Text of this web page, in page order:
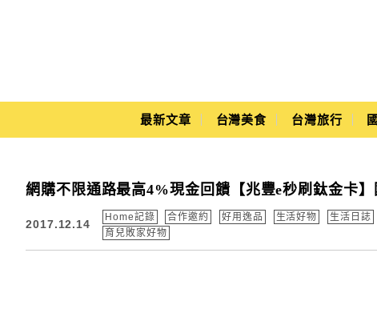
Yuki's Life
Main Menu
最新文章 台灣美食 台灣旅行
網購不限通路最高4%現金回饋【兆豐e秒刷鈦金卡
2017.12.14
Home記錄 合作邀約 好用逸品 生活好物
生活日誌
育兒敗家好物